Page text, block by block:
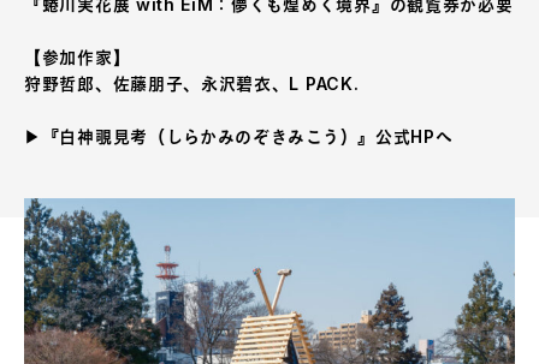
『蜷川実花展 with EiM：儚くも煌めく境界』の観覧券が必要
【参加作家】
狩野哲郎、佐藤朋子、永沢碧衣、L PACK.
▶︎『白神覗見考（しらかみのぞきみこう）』公式HPへ